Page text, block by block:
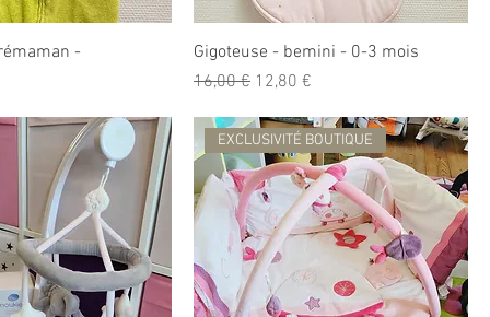
-
Gigoteuse - bemini - 0-3 mois
Prix original
16,00 € Prix promotionnel
12,80 €
EXCLUSIVITÉ BOUTIQUE